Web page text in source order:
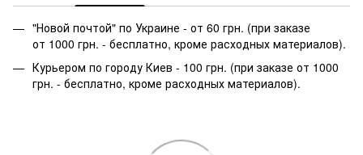
"Новой почтой" по Украине - от 60 грн. (при заказе
от 1000 грн. - бесплатно, кроме расходных материалов).
Курьером по городу Киев - 100 грн. (при заказе от 1000
грн. - бесплатно, кроме расходных материалов).